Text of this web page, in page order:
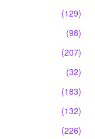
(129)
(98)
(207)
(32)
(183)
(132)
(226)